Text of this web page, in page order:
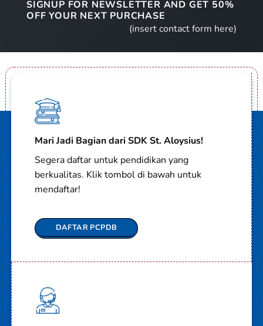
SIGNUP FOR NEWSLETTER AND GET 50%
OFF YOUR NEXT PURCHASE
(insert contact form here)
Mari Jadi Bagian dari SDK St. Aloysius!
Segera daftar untuk pendidikan yang
berkualitas. Klik tombol di bawah untuk
mendaftar!
DAFTAR PCPDB